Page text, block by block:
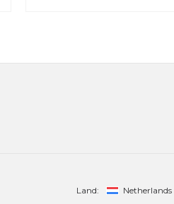
Land: Netherlands